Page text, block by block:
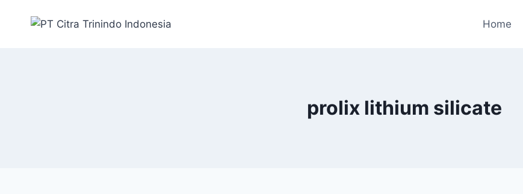
Home
prolix lithium silicate